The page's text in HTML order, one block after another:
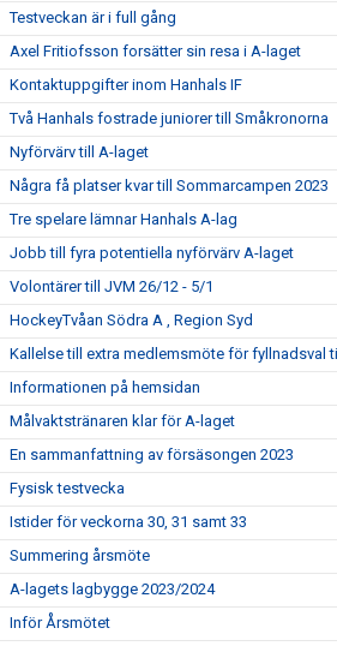
Testveckan är i full gång
Axel Fritiofsson forsätter sin resa i A-laget
Kontaktuppgifter inom Hanhals IF
Två Hanhals fostrade juniorer till Småkronorna
Nyförvärv till A-laget
Några få platser kvar till Sommarcampen 2023
Tre spelare lämnar Hanhals A-lag
Jobb till fyra potentiella nyförvärv A-laget
Volontärer till JVM 26/12 - 5/1
HockeyTvåan Södra A , Region Syd
Kallelse till extra medlemsmöte för fyllnadsval
Informationen på hemsidan
Målvaktstränaren klar för A-laget
En sammanfattning av försäsongen 2023
Fysisk testvecka
Istider för veckorna 30, 31 samt 33
Summering årsmöte
A-lagets lagbygge 2023/2024
Inför Årsmötet